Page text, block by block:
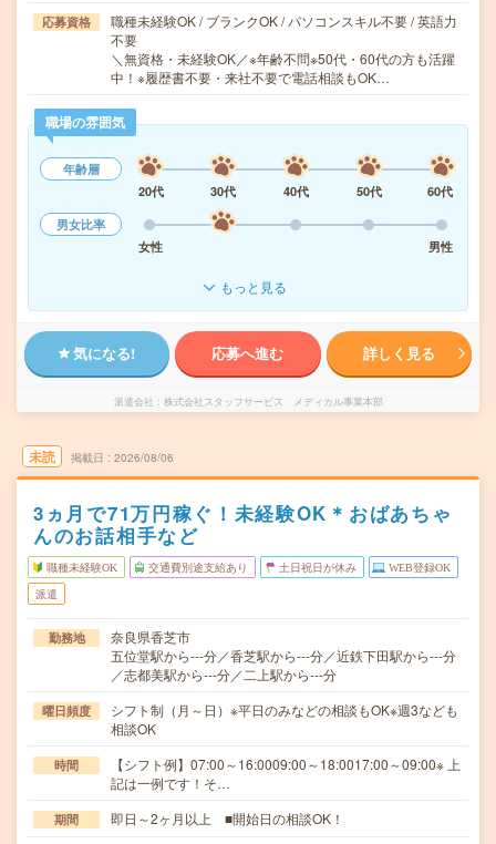
応募資格
職種未経験OK / ブランクOK / パソコンスキル不要 / 英語力
不要
＼無資格・未経験OK／※年齢不問※50代・60代の方も活躍
中！※履歴書不要・来社不要で電話相談もOK…
職場の雰囲気
年齢層
20代
30代 40代 50代
60代
男女比率
女性
男性
もっと見る
気になる! 応募へ進む 詳しく見る
派遣会社 株式会社スタッフサービス メディカル事業本部
未読 掲載日 2026/08/06
3ヵ月で71万円稼ぐ！未経験OK＊おばあちゃ
んのお話相手など
職種未経験OK 交通費別途支給あり 土日祝日が休み WEB登録OK
派遣
勤務地
奈良県香芝市
五位堂駅から---分／香芝駅から---分／近鉄下田駅から---分
／志都美駅から---分／二上駅から---分
曜日頻度
シフト制（月～日）※平日のみなどの相談もOK※週3なども
相談OK
時間
【シフト例】07:00～16:0009:00～18:0017:00～09:00※ 上
記は一例です！そ…
期間 即日～2ヶ月以上 ■開始日の相談OK！